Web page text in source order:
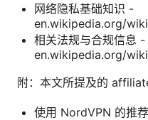
网络隐私基础知识 -
en.wikipedia.org/
相关法规与合规信息 -
en.wikipedia.org/
附：本文所提及的
使用 NordVPN 的推